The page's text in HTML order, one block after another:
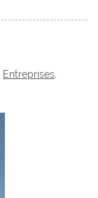
Entreprises,